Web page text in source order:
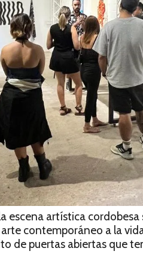
escena artística cordobesa
contemporáneo a la
de puertas abiertas que